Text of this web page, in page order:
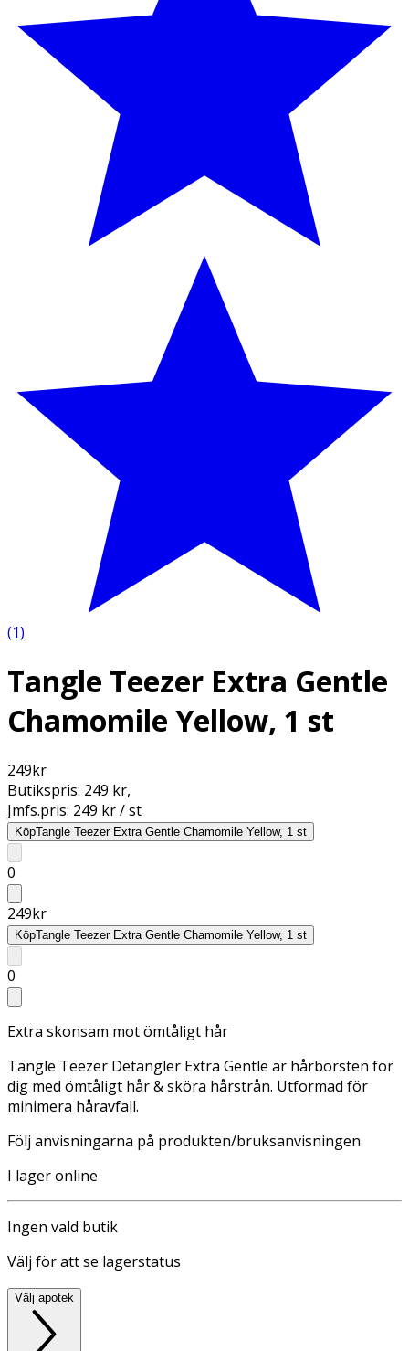
(1)
Tangle Teezer Extra Gentle
Chamomile Yellow, 1 st
249kr
Butikspris: 249 kr,
Jmfs.pris: 249 kr / st
KöpTangle Teezer Extra Gentle Chamomile Yellow, 1 st
0
249kr
KöpTangle Teezer Extra Gentle Chamomile Yellow, 1 st
0
Extra skonsam mot ömtåligt hår
Tangle Teezer Detangler Extra Gentle är hårborsten för
dig med ömtåligt hår & sköra hårstrån. Utformad för
minimera håravfall.
Följ anvisningarna på produkten/bruksanvisningen
I lager online
Ingen vald butik
Välj för att se lagerstatus
Välj apotek